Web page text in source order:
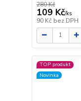
280 Kč
109 Kč/ks
90 Kč bez DPH
TOP produkt
Novinka